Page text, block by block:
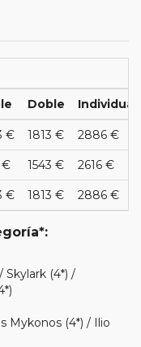
Doble Individual
€ 1813 € 2886 €
€ 1543 € 2616 €
€ 1813 € 2886 €
Skylark (4*) /
Mykonos (4*) / Ilio